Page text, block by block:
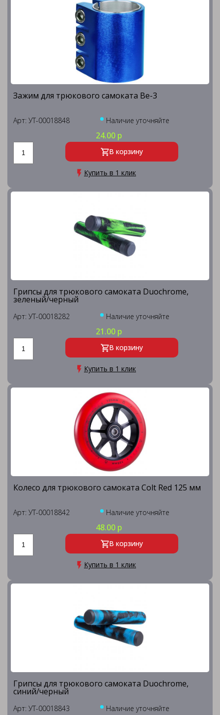
Зажим для трюкового самоката Be-3
Арт: УТ-00018848 Наличие уточняйте
24.00 р
В корзину
Купить в 1 клик
Грипсы для трюкового самоката Duochrome,
зеленый/черный
Арт: УТ-00018282 Наличие уточняйте
21.00 р
В корзину
Купить в 1 клик
Колесо для трюкового самоката Colt Red 125 мм
Арт: УТ-00018842 Наличие уточняйте
48.00 р
В корзину
Купить в 1 клик
Грипсы для трюкового самоката Duochrome,
синий/черный
Арт: УТ-00018843 Наличие уточняйте